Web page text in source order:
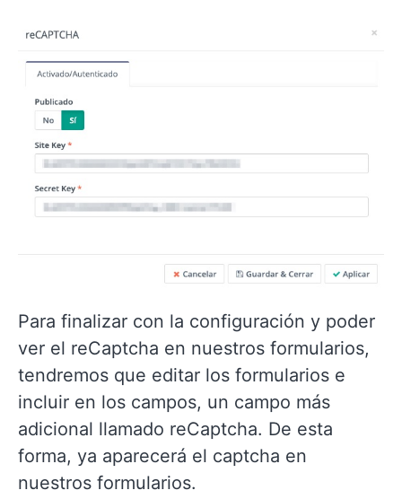
Para finalizar con la configuración y poder
ver el reCaptcha en nuestros formularios,
tendremos que editar los formularios e
incluir en los campos, un campo más
adicional llamado reCaptcha. De esta
forma, ya aparecerá el captcha en
nuestros formularios.